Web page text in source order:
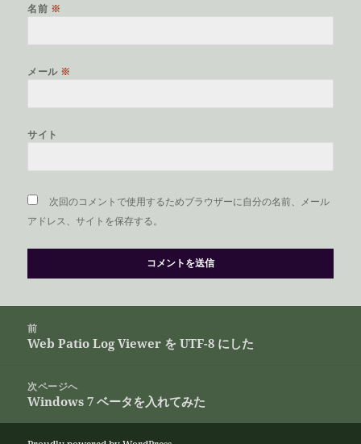
名前 ※
メール ※
サイト
次回のコメントで使用するためブラウザーに自分の名前、メール
アドレス、サイトを保存する。
前
前
投
稿:
Web Patio Log Viewer を UTF-8 にした
次ページへ
次
の
Windows 7 ベータを入れてみた